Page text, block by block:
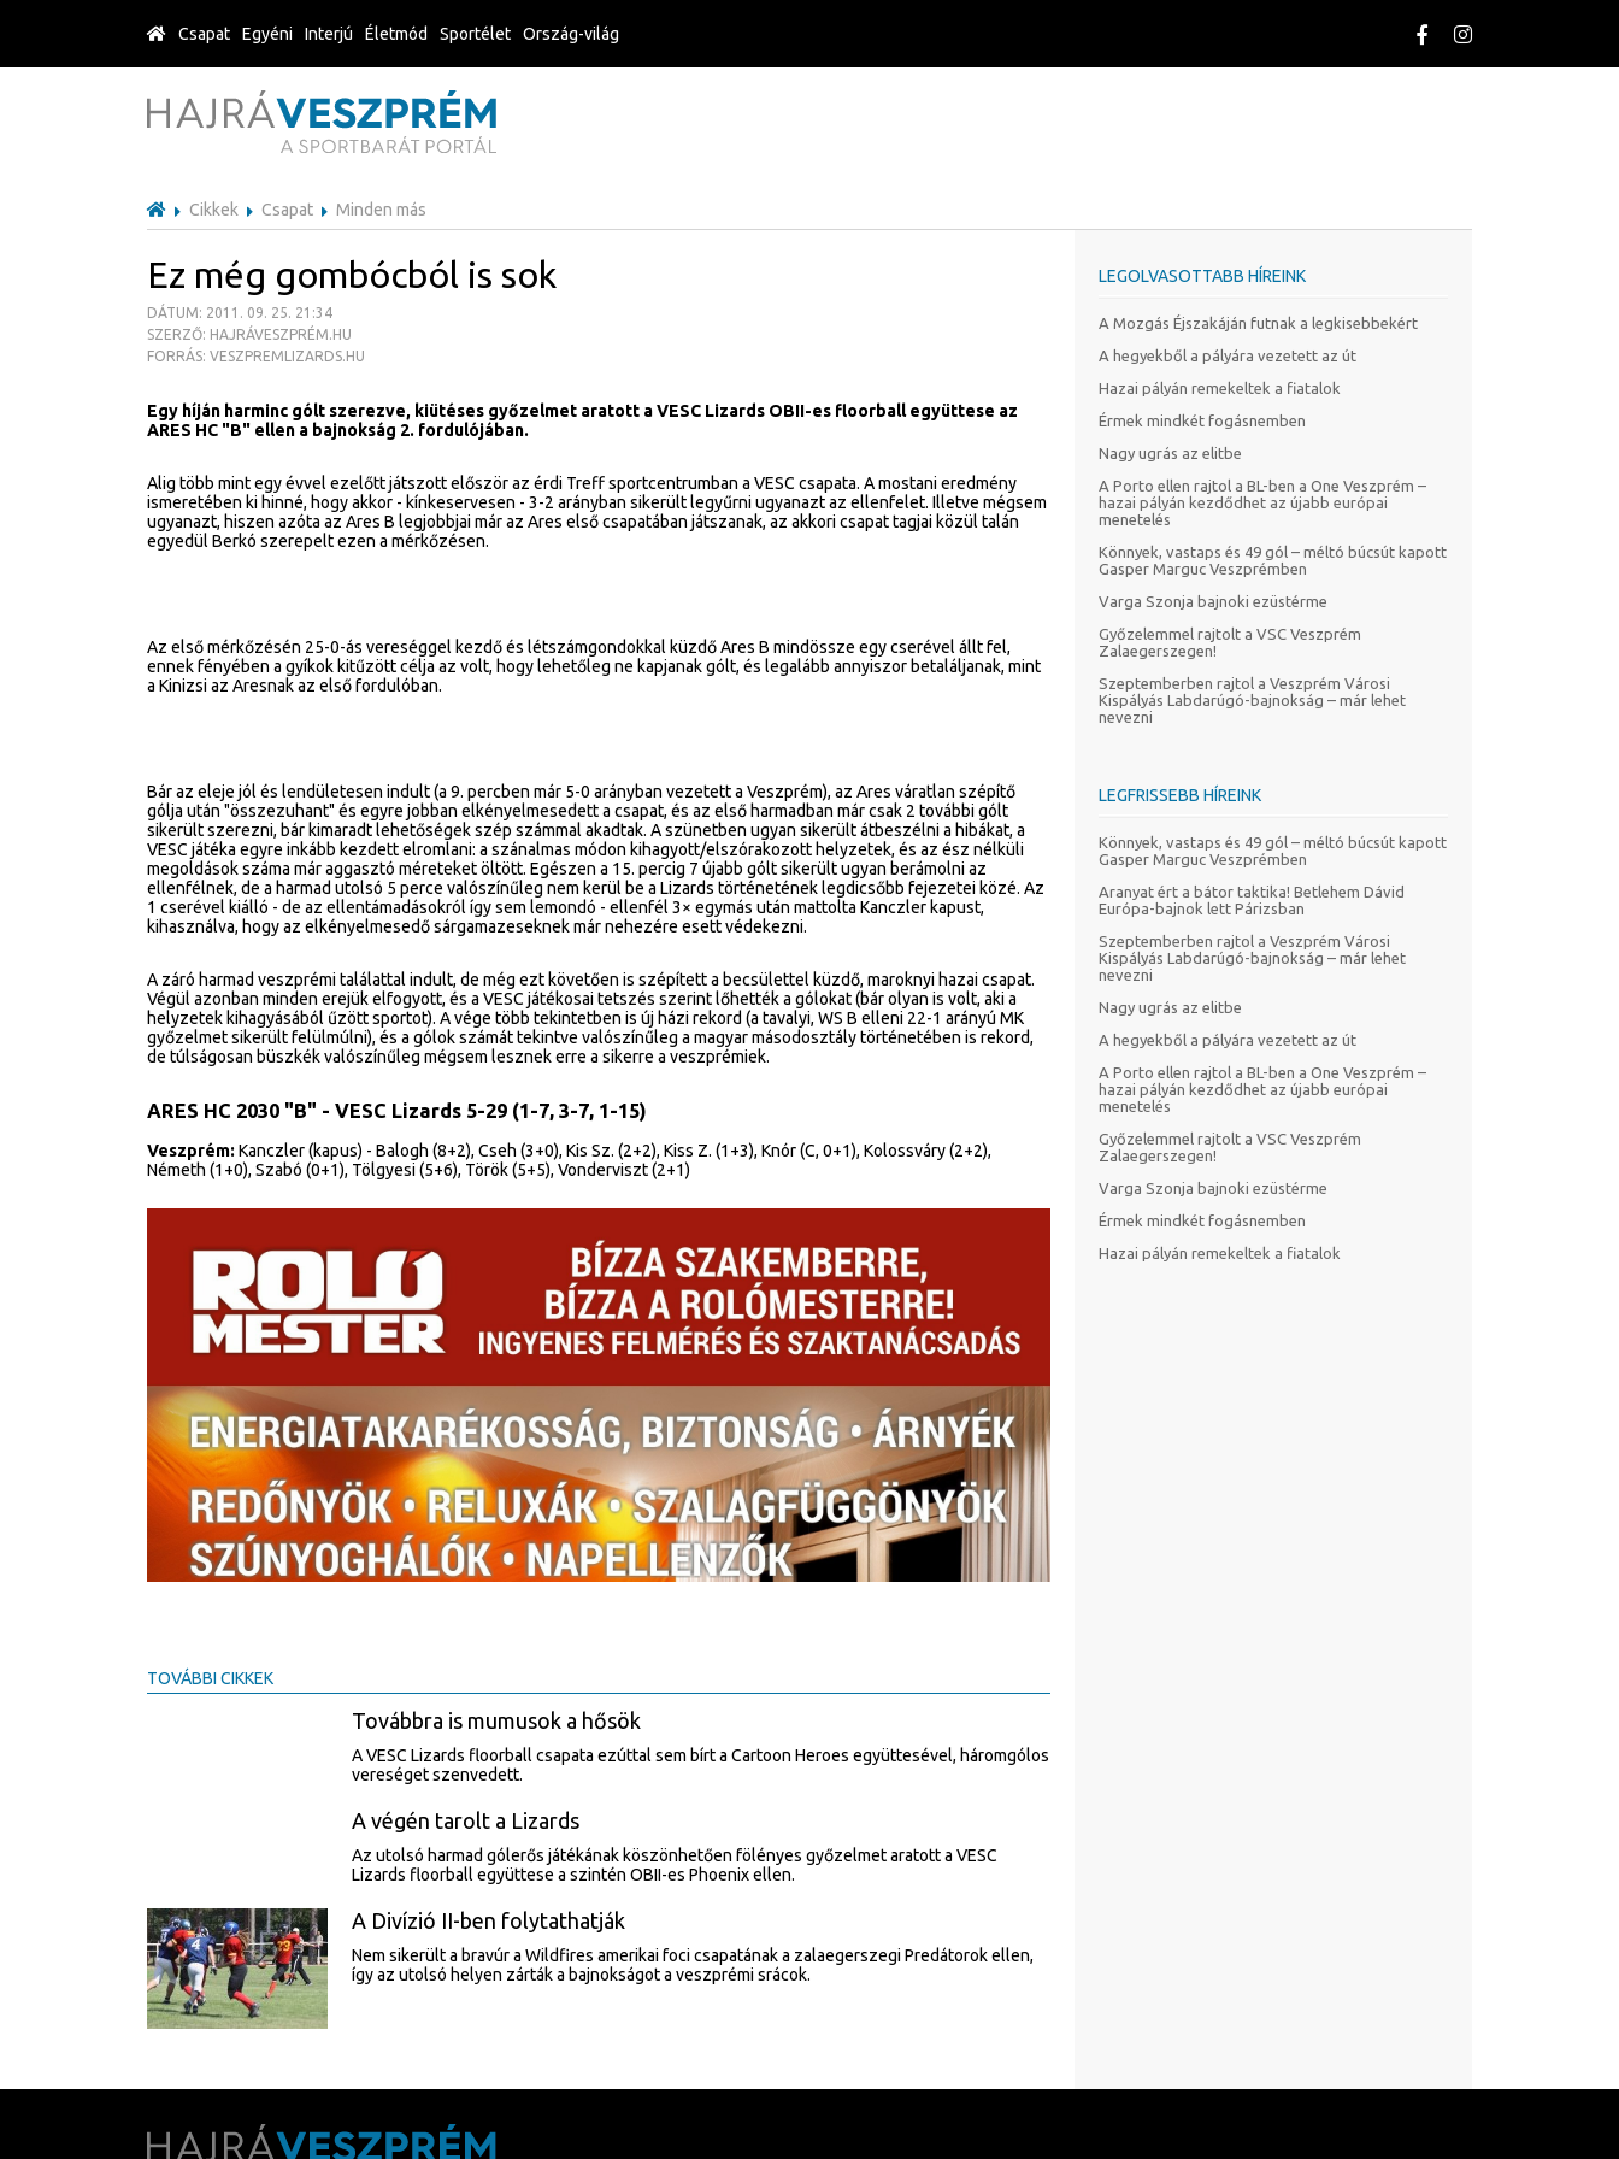
Cikkek Csapat Minden más
Ez még gombócból is sok
DÁTUM: 2011. 09. 25. 21:34
SZERZŐ: HAJRÁVESZPRÉM.HU
FORRÁS: VESZPREMLIZARDS.HU
Egy híján harminc gólt szerezve, kiütéses győzelmet aratott a VESC Lizards OBII-es floorball együttese az
ARES HC "B" ellen a bajnokság 2. fordulójában.
Alig több mint egy évvel ezelőtt játszott először az érdi Treff sportcentrumban a VESC csapata. A mostani eredmény
ismeretében ki hinné, hogy akkor - kínkeservesen - 3-2 arányban sikerült legyűrni ugyanazt az ellenfelet. Illetve mégsem
ugyanazt, hiszen azóta az Ares B legjobbjai már az Ares első csapatában játszanak, az akkori csapat tagjai közül talán
egyedül Berkó szerepelt ezen a mérkőzésen.
Az első mérkőzésén 25-0-ás vereséggel kezdő és létszámgondokkal küzdő Ares B mindössze egy cserével állt fel,
ennek fényében a gyíkok kitűzött célja az volt, hogy lehetőleg ne kapjanak gólt, és legalább annyiszor betaláljanak, mint
a Kinizsi az Aresnak az első fordulóban.
Bár az eleje jól és lendületesen indult (a 9. percben már 5-0 arányban vezetett a Veszprém), az Ares váratlan szépítő
gólja után "összezuhant" és egyre jobban elkényelmesedett a csapat, és az első harmadban már csak 2 további gólt
sikerült szerezni, bár kimaradt lehetőségek szép számmal akadtak. A szünetben ugyan sikerült átbeszélni a hibákat, a
VESC játéka egyre inkább kezdett elromlani: a szánalmas módon kihagyott/elszórakozott helyzetek, és az ész nélküli
megoldások száma már aggasztó méreteket öltött. Egészen a 15. percig 7 újabb gólt sikerült ugyan berámolni az
ellenfélnek, de a harmad utolsó 5 perce valószínűleg nem kerül be a Lizards történetének legdicsőbb fejezetei közé. Az
1 cserével kiálló - de az ellentámadásokról így sem lemondó - ellenfél 3× egymás után mattolta Kanczler kapust,
kihasználva, hogy az elkényelmesedő sárgamazeseknek már nehezére esett védekezni.
A záró harmad veszprémi találattal indult, de még ezt követően is szépített a becsülettel küzdő, maroknyi hazai csapat.
Végül azonban minden erejük elfogyott, és a VESC játékosai tetszés szerint lőhették a gólokat (bár olyan is volt, aki a
helyzetek kihagyásából űzött sportot). A vége több tekintetben is új házi rekord (a tavalyi, WS B elleni 22-1 arányú MK
győzelmet sikerült felülmúlni), és a gólok számát tekintve valószínűleg a magyar másodosztály történetében is rekord,
de túlságosan büszkék valószínűleg mégsem lesznek erre a sikerre a veszprémiek.
ARES HC 2030 "B" - VESC Lizards 5-29 (1-7, 3-7, 1-15)
Veszprém: Kanczler (kapus) - Balogh (8+2), Cseh (3+0), Kis Sz. (2+2), Kiss Z. (1+3), Knór (C, 0+1), Kolossváry (2+2),
Németh (1+0), Szabó (0+1), Tölgyesi (5+6), Török (5+5), Vonderviszt (2+1)
TOVÁBBI CIKKEK
Továbbra is mumusok a hősök
A VESC Lizards floorball csapata ezúttal sem bírt a Cartoon Heroes együttesével, háromgólos
vereséget szenvedett.
A végén tarolt a Lizards
Az utolsó harmad gólerős játékának köszönhetően fölényes győzelmet aratott a VESC
Lizards floorball együttese a szintén OBII-es Phoenix ellen.
A Divízió II-ben folytathatják
Nem sikerült a bravúr a Wildfires amerikai foci csapatának a zalaegerszegi Predátorok ellen,
így az utolsó helyen zárták a bajnokságot a veszprémi srácok.
LEGOLVASOTTABB HÍREINK
A Mozgás Éjszakáján futnak a legkisebbekért
A hegyekből a pályára vezetett az út
Hazai pályán remekeltek a fiatalok
Érmek mindkét fogásnemben
Nagy ugrás az elitbe
A Porto ellen rajtol a BL-ben a One Veszprém –
hazai pályán kezdődhet az újabb európai
menetelés
Könnyek, vastaps és 49 gól – méltó búcsút kapott
Gasper Marguc Veszprémben
Varga Szonja bajnoki ezüstérme
Győzelemmel rajtolt a VSC Veszprém
Zalaegerszegen!
Szeptemberben rajtol a Veszprém Városi
Kispályás Labdarúgó-bajnokság – már lehet
nevezni
LEGFRISSEBB HÍREINK
Könnyek, vastaps és 49 gól – méltó búcsút kapott
Gasper Marguc Veszprémben
Aranyat ért a bátor taktika! Betlehem Dávid
Európa-bajnok lett Párizsban
Szeptemberben rajtol a Veszprém Városi
Kispályás Labdarúgó-bajnokság – már lehet
nevezni
Nagy ugrás az elitbe
A hegyekből a pályára vezetett az út
A Porto ellen rajtol a BL-ben a One Veszprém –
hazai pályán kezdődhet az újabb európai
menetelés
Győzelemmel rajtolt a VSC Veszprém
Zalaegerszegen!
Varga Szonja bajnoki ezüstérme
Érmek mindkét fogásnemben
Hazai pályán remekeltek a fiatalok
Csapat Egyéni Interjú Életmód Sportélet Ország-világ